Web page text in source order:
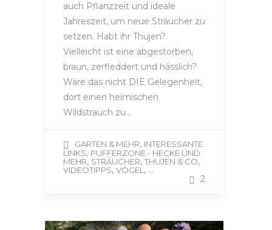
auch Pflanzzeit und ideale
Jahreszeit, um neue Sträucher zu
setzen. Habt ihr Thujen?
Vielleicht ist eine abgestorben,
braun, zerfleddert und hässlich?
Wäre das nicht DIE Gelegenheit,
dort einen heimischen
Wildstrauch zu…
GARTEN & MEHR, INTERESSANTE
LINKS, PUFFERZONE - HECKE UND
MEHR, STRÄUCHER, THUJEN & CO,
VIDEOTIPPS, VÖGEL, ...
2